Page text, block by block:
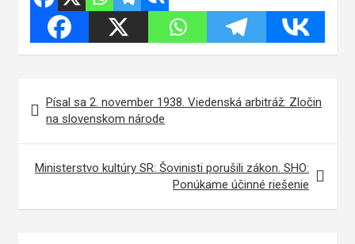
článku
Písal sa 2. november 1938. Viedenská arbitráž: Zločin
na slovenskom národe
Ministerstvo kultúry SR: Šovinisti porušili zákon. SHO:
Ponúkame účinné riešenie